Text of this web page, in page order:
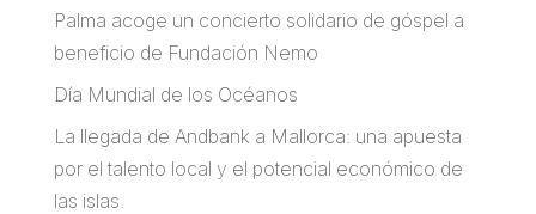
Palma acoge un concierto solidario de góspel a
beneficio de Fundación Nemo
Día Mundial de los Océanos
La llegada de Andbank a Mallorca: una apuesta
por el talento local y el potencial económico de
las islas.